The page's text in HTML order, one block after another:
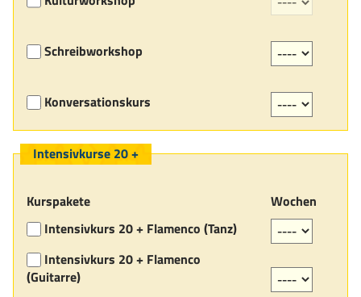
Schreibworkshop
Konversationskurs
Intensivkurse 20 +
Kurspakete
Wochen
Intensivkurs 20 + Flamenco (Tanz)
Intensivkurs 20 + Flamenco
(Guitarre)